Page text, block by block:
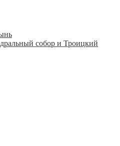
собор и Троицкий